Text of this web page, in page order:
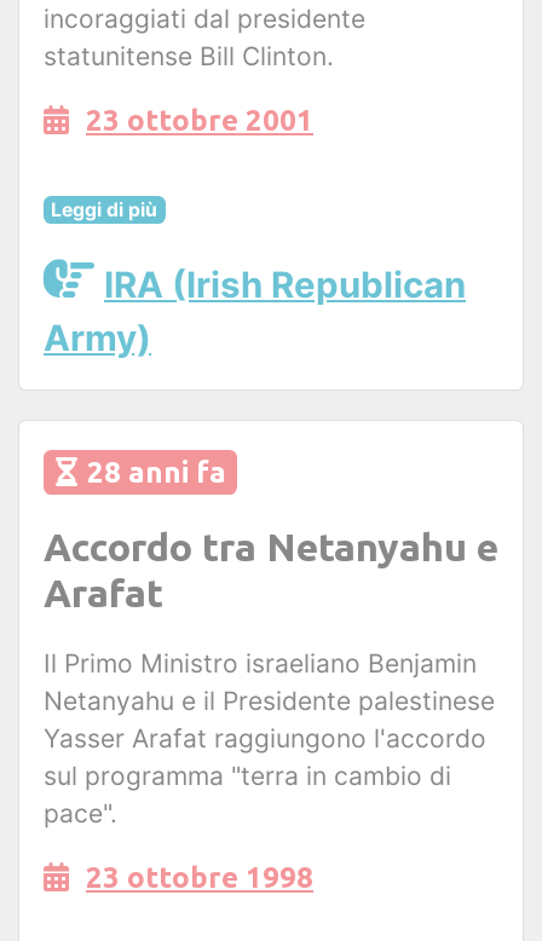
incoraggiati dal presidente
statunitense Bill Clinton.
23 ottobre 2001
Leggi di più
IRA (Irish Republican
Army)
28 anni fa
Accordo tra Netanyahu e
Arafat
Il Primo Ministro israeliano Benjamin
Netanyahu e il Presidente palestinese
Yasser Arafat raggiungono l'accordo
sul programma "terra in cambio di
pace".
23 ottobre 1998